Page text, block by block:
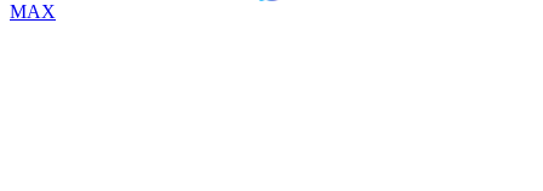
MAX